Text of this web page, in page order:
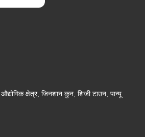
क्षेत्र, जिनशान कुन, शिजी टाउन, पान्यू